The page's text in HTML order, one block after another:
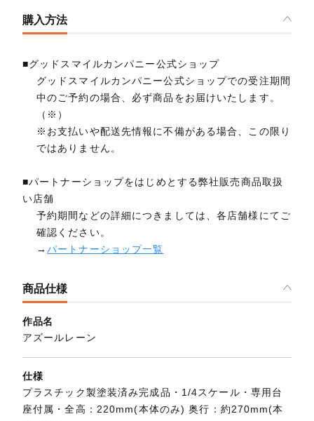
購入方法
■グッドスマイルカンパニー公式ショップ
グッドスマイルカンパニー公式ショップでの受注期間
中のご予約の場合、必ず商品をお届けいたします。
（※）
※お支払いや配送先情報に不備がある場合、この限り
ではありません。
■パートナーショップをはじめとする弊社販売商品取扱
い店舗
予約期間などの詳細につきましては、各店舗様にてご
確認ください。
→パートナーショップ一覧
商品仕様
作品名
アズールレーン
仕様
プラスチック製塗装済み完成品・1/4スケール・専用台
座付属・全高：220mm(本体のみ) 奥行：約270mm(本